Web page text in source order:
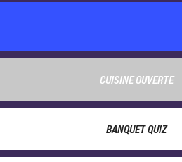
CUISINE OUVERTE
BANQUET QUIZ